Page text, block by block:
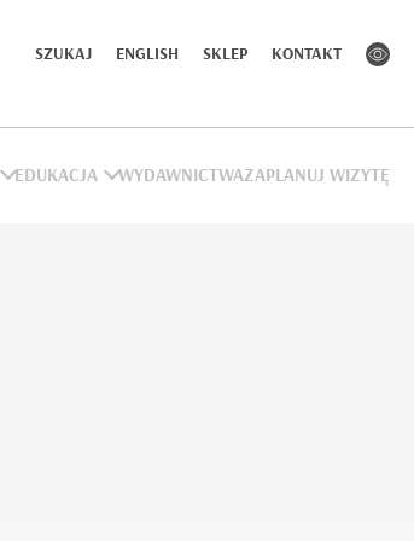
SZUKAJ ENGLISH SKLEP KONTAKT
EDUKACJA WYDAWNICTWAZAPLANUJ WIZYTĘ